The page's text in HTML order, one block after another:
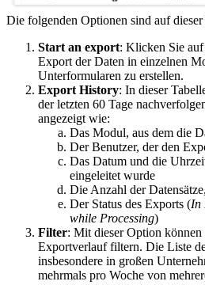
Die folgenden Optionen sind auf
Start an export: Klicken Sie auf
Export der Daten in einzelnen
Unterformularen zu erstellen.
Export History: In dieser
der letzten 60 Tage
angezeigt wie:
Das Modul, aus dem die
Der Benutzer, der den
Das Datum und die
eingeleitet wurde
Die Anzahl der
Der Status des Exports (In
while Processing)
Filter: Mit dieser Option
Exportverlauf filtern. Die Liste
insbesondere in großen
mehrmals pro Woche von